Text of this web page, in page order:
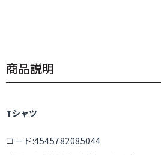
商品説明
Tシャツ
コード:4545782085044